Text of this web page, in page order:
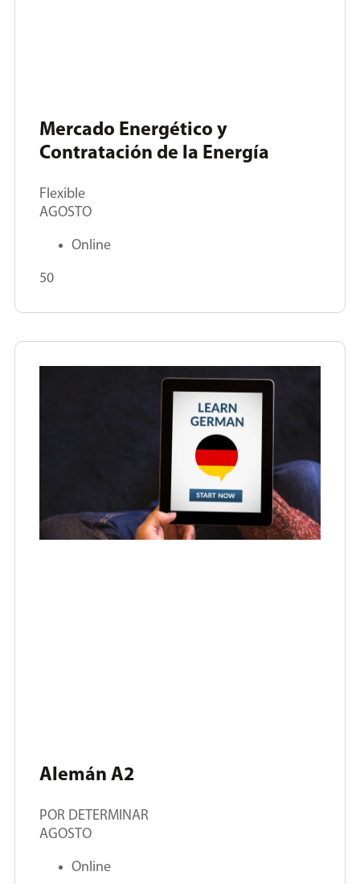
Mercado Energético y
Contratación de la Energía
Flexible
AGOSTO
Online
50
Alemán A2
POR DETERMINAR
AGOSTO
Online